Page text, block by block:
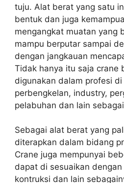
tuju. Alat berat yang satu
bentuk dan juga
mengangkat muatan yang
mampu berputar sampai
dengan jangkauan
Tidak hanya itu saja crane
digunakan dalam profesi di
perbengkelan, industry,
pelabuhan dan lain
Sebagai alat berat yang
diterapkan dalam bidang
Crane juga mempunyai
dapat di sesuaikan
kontruksi dan lain